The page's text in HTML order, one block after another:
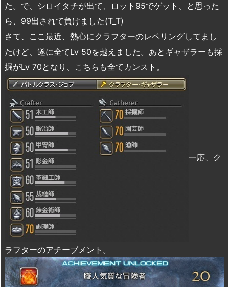
た。で、シロイタチが出て、ロット95でゲット、と思った
ら、99出されて負けました(T_T)
さて、ここ最近、熱心にクラフターのレベリングしてまし
たけど、遂に全てLv 50を越えました。あとギャザラーも採
掘がLv 70となり、こちらも全てカンスト。
一応、ク
ラフターのアチーブメント。